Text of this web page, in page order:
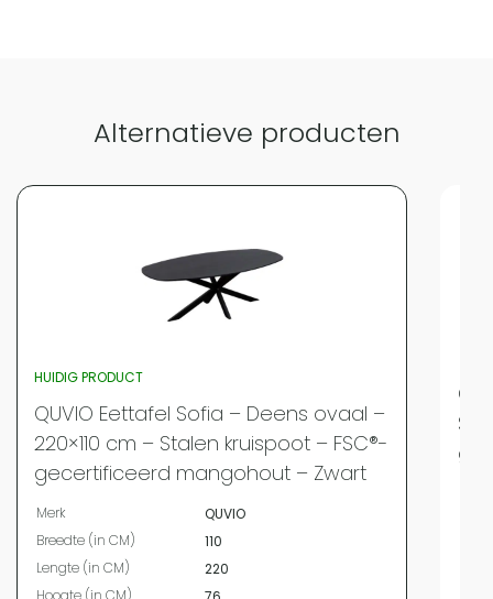
Alternatieve producten
HUIDIG PRODUCT
QUVIO Eettafel Sofia – Deens ovaal –
220×110 cm – Stalen kruispoot – FSC®-
gecertificeerd mangohout – Zwart
Merk
QUVIO
Breedte (in CM)
110
Lengte (in CM)
220
Hoogte (in CM)